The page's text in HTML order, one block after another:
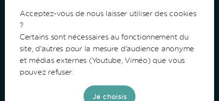
Communauté de Communes du Bazadais
Lieu-Dit Coucut
33430 Bazas
Acceptez-vous de nous laisser utiliser des cookies
?
Certains sont nécessaires au fonctionnement du
site, d'autres pour la mesure d'audience anonyme
et médias externes (Youtube, Viméo) que vous
pouvez refuser.
Je choisis